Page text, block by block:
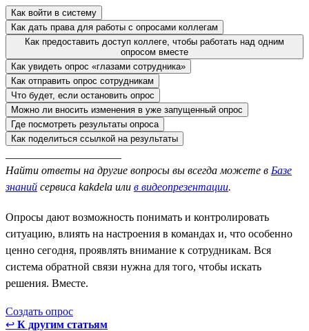
Как войти в систему
Как дать права для работы с опросами коллегам
Как предоставить доступ коллеге, чтобы работать над одним
опросом вместе
Как увидеть опрос «глазами сотрудника»
Как отправить опрос сотрудникам
Что будет, если остановить опрос
Можно ли вносить изменения в уже запущенный опрос
Где посмотреть результаты опроса
Как поделиться ссылкой на результаты
Найти ответы на другие вопросы вы всегда можете в Базе
знаний сервиса kakdela или в видеопрезентации.
Опросы дают возможность понимать и контролировать
ситуацию, влиять на настроения в командах и, что особенно
ценно сегодня, проявлять внимание к сотрудникам. Вся
система обратной связи нужна для того, чтобы искать
решения. Вместе.
Создать опрос
↩ К другим статьям